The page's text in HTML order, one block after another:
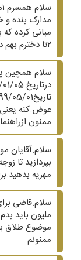
مدارک بنده و
۲تا دخترم بهم داده ولی بر نمی گرده من چ...
سلام همچین
عوض.کنه
ممنون
سلام.آقایان
بپردازید تا
مهریه
ملیون باید
موضوع طلاق
ممنونم